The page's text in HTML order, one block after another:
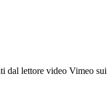
dal lettore video Vimeo sui